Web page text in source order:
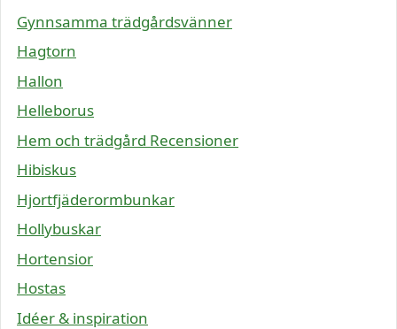
Gynnsamma trädgårdsvänner
Hagtorn
Hallon
Helleborus
Hem och trädgård Recensioner
Hibiskus
Hjortfjäderormbunkar
Hollybuskar
Hortensior
Hostas
Idéer & inspiration